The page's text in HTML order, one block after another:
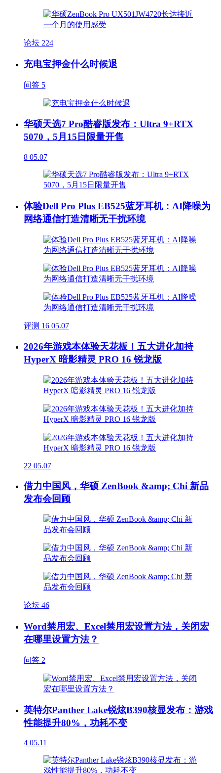
论坛 224
充电宝押金什么时候退
问答 5
华硕天选7 Pro酷睿版发布：Ultra 9+RTX
5070，5月15日限量开售
8 05.07
体验Dell Pro Plus EB525蓝牙耳机：AI降噪为
网络通信打造清晰无干扰环境
评测 16 05.07
2026年游戏本体验天花板！五大进化加持
HyperX 暗影精灵 PRO 16 锐龙版
22 05.07
借力中国风，华硕 ZenBook &amp; Chi 新品
发布会回顾
论坛 46
Word禁用宏、Excel禁用宏设置方法，关闭宏
在哪里设置方法？
问答 2
英特尔Panther Lake锐炫B390核显发布：游戏
性能提升80%，功耗不变
4 05.11